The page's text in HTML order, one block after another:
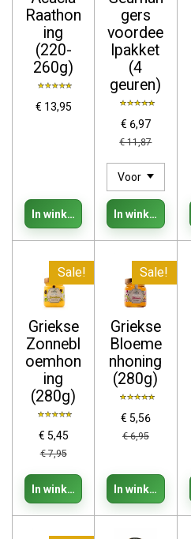
Raathon
ing
(220-
260g)
€ 13,95
In winkelwagen
gers
voordee
lpakket
(4
geuren)
€ 6,97
€ 11,87
In winkelwagen
Sale!
Griekse
Zonnebl
oemhon
ing
(280g)
€ 5,45
€ 7,95
In winkelwagen
Sale!
Griekse
Bloeme
nhoning
(280g)
€ 5,56
€ 6,95
In winkelwagen